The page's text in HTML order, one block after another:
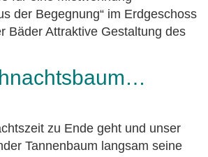
der Begegnung“ im Erdgeschoss
Bäder Attraktive Gestaltung des
zu Ende geht und unser
Tannenbaum langsam seine